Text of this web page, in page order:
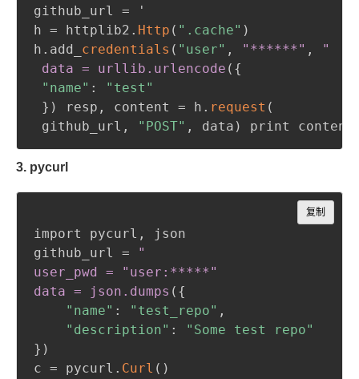
github_url = '
h = httplib2. Http ( ".cache" )
h.add_ credentials ( "user" , "******" ,
"
data = urllib .urlencode ( {
"name" :
"test"
} ) resp , content = h. request (
github_url , "POST" , data ) print content
3. pycurl
import pycurl ,
json
github_url =
"
user_pwd = "user:*****"
data = json .dumps ( {
"name" : "test_repo" ,
"description" :
"Some test repo"
} )
c = pycurl. Curl ( )
复制
Copy